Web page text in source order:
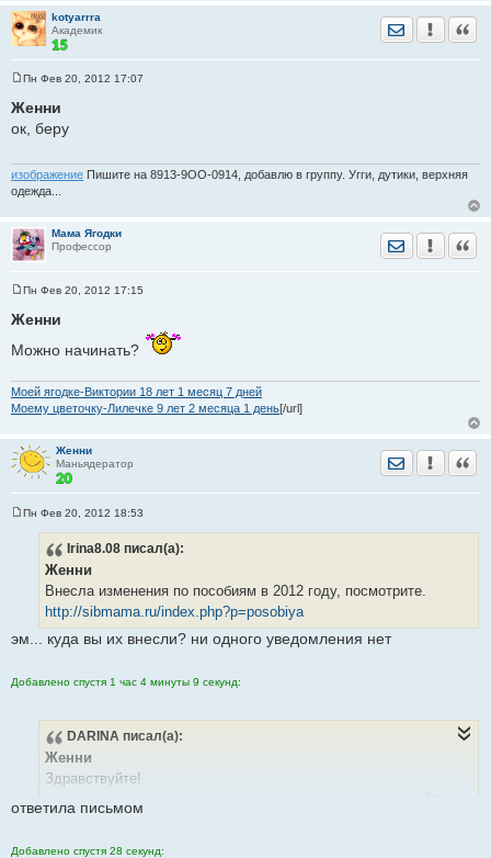
е
kotyarrra
Академик
Отправить
о
о
б
н
и
е
Пн Фев 20, 2012 17:07
Женни
ок, беру
изображение Пишите на 8913-9ОО-0914, добавлю в группу. Угги, дутики, верхняя
одежда...
Мама Ягодки
Профессор
Отправить
о
о
щ
н
и
е
Пн Фев 20, 2012 17:15
Женни
Можно начинать?
Моей ягодке-Виктории 18 лет 1 месяц 7 дней
Моему цветочку-Лилечке 9 лет 2 месяца 1 день[/url]
Женни
Маньядератор
Отправить
Пн Фев 20, 2012 18:53
Irina8.08 писал(а):
Женни
Внесла изменения по пособиям в 2012 году, посмотрите.
http://sibmama.ru/index.php?p=posobiya
эм... куда вы их внесли? ни одного уведомления нет
Добавлено спустя 1 час 4 минуты 9 секунд:
DARINA писал(а):
Женни
Здравствуйте!
Отправила на е-майл отработку "Автошколы Барнаула"
ответила письмом
Добавлено спустя 28 секунд: